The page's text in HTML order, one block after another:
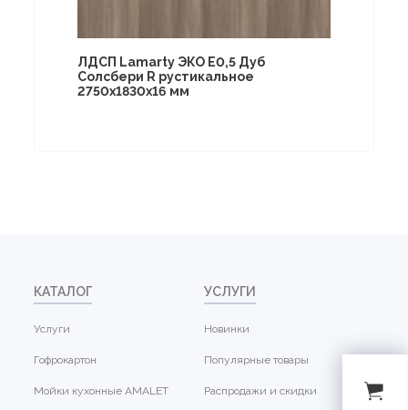
ЛДСП Lamarty ЭКО E0,5 Дуб
Солсбери R рустикальное
2750х1830х16 мм
КАТАЛОГ
Услуги
Гофрокартон
Мойки кухонные AMALET
УСЛУГИ
Новинки
Популярные товары
Распродажи и скидки